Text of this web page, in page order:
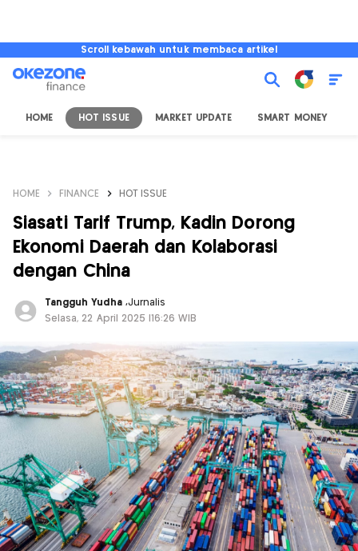
Scroll kebawah untuk membaca artikel
HOME HOT ISSUE MARKET UPDATE SMART MONEY
HOME FINANCE HOT ISSUE
Siasati Tarif Trump, Kadin Dorong
Ekonomi Daerah dan Kolaborasi
dengan China
Tangguh Yudha ,Jurnalis
Selasa, 22 April 2025 |16:26 WIB